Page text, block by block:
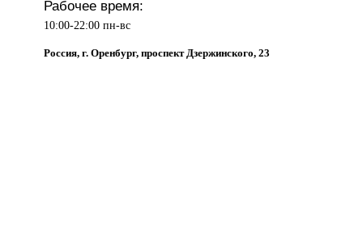
Рабочее время:
10:00-22:00 пн-вс
Россия, г. Оренбург, проспект Дзержинского, 23